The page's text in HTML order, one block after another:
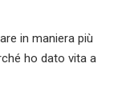
in maniera più
ho dato vita a